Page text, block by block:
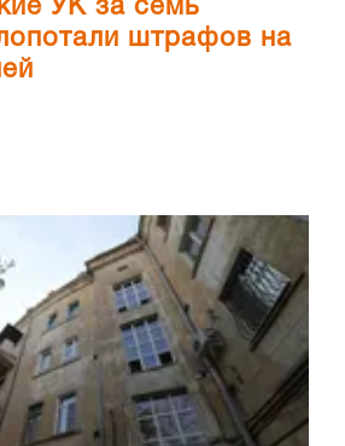
УК за семь
штрафов на